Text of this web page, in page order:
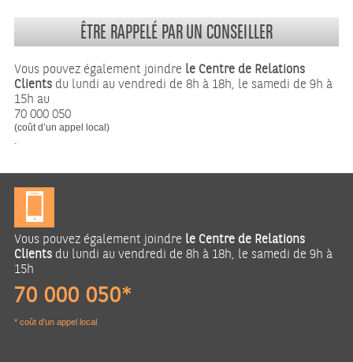
ÊTRE RAPPELÉ PAR UN CONSEILLER
Vous pouvez également joindre le Centre de Relations
Clients du lundi au vendredi de 8h à 18h, le samedi de 9h à
15h au
70 000 050
(coût d’un appel local)
.
Vous pouvez également joindre le Centre de Relations
Clients du lundi au vendredi de 8h à 18h, le samedi de 9h à
15h
70 000 050*
* coût d’un appel local